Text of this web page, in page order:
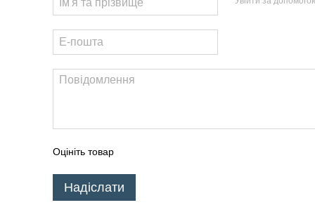
Оцініть товар
Надіслати